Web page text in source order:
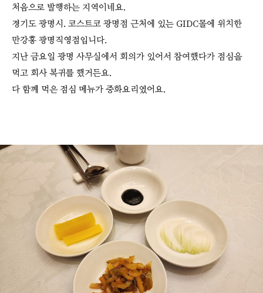
처음으로 발행하는 지역이네요.
경기도 광명시. 코스트코 광명점 근처에 있는 GIDC몰에 위치한
만강홍 광명직영점입니다.
지난 금요일 광명 사무실에서 회의가 있어서 참여했다가 점심을
먹고 회사 복귀를 했거든요.
다 함께 먹은 점심 메뉴가 중화요리였어요.